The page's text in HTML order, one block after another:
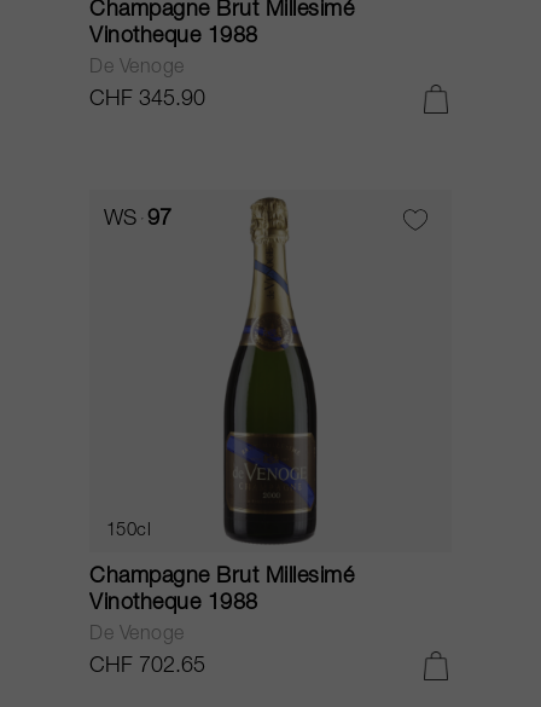
Champagne Brut Millesimé
Vinotheque 1988
De Venoge
CHF 345.90
WS 97
150cl
Champagne Brut Millesimé
Vinotheque 1988
De Venoge
CHF 702.65